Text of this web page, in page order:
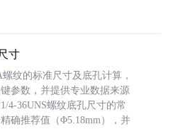
寸
纹的标准尺寸及底孔计算，
参数，并提供专业数据来源
4-36UNS螺纹底孔尺寸的常
确推荐值（Φ5.18mm），并